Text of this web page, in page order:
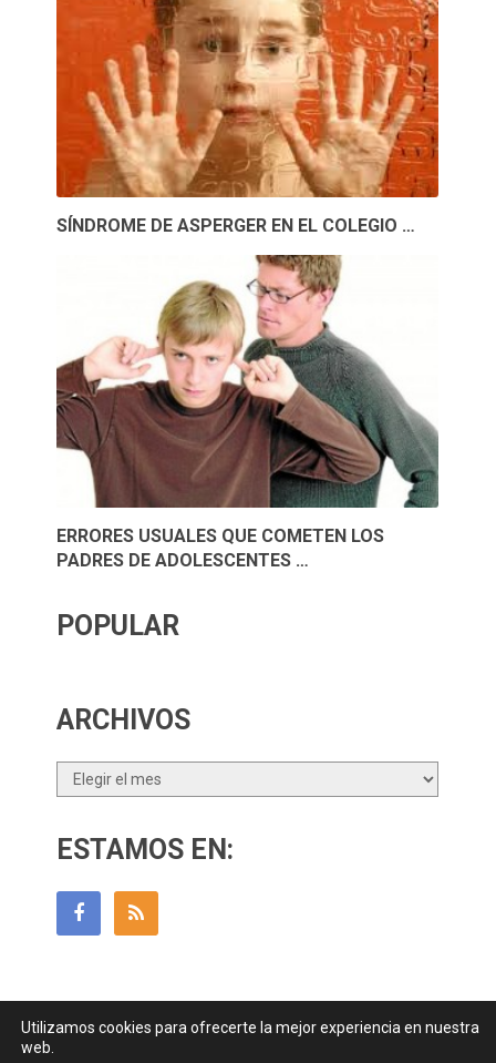
SÍNDROME DE ASPERGER EN EL COLEGIO …
ERRORES USUALES QUE COMETEN LOS
PADRES DE ADOLESCENTES …
POPULAR
ARCHIVOS
Archivos
ESTAMOS EN:
Utilizamos cookies para ofrecerte la mejor experiencia en nuestra
web.